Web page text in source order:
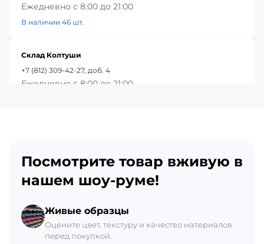
Ежедневно с 8:00 до 21:00
В наличии 46 шт.
Склад Колтуши
+7 (812) 309-42-27, доб. 4
Ежедневно с 8:00 до 21:00
Ежедневно с 8:00 до 21:00
В наличии 52 шт.
Склад Гатчина
+7 (812) 309-42-27, доб. 6
Ежедневно с 8:00 до 21:00
Посмотрите товар вживую в
нашем шоу-руме!
Живые образцы
Оцените цвет, текстуру и качество материалов
перед покупкой.